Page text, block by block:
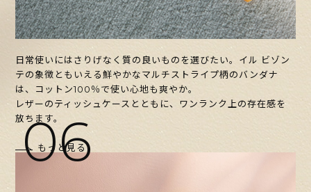
日常使いにはさりげなく質の良いものを選びたい。イル ビゾン
テの象徴ともいえる鮮やかなマルチストライプ柄のバンダナ
は、コットン100％で使い心地も爽やか。
レザーのティッシュケースとともに、ワンランク上の存在感を
放ちます。
もっと見る
06